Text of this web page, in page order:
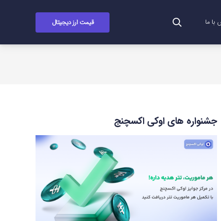
با ما قیمت ارز دیجیتال
جشنواره های اوکی اکسچنج